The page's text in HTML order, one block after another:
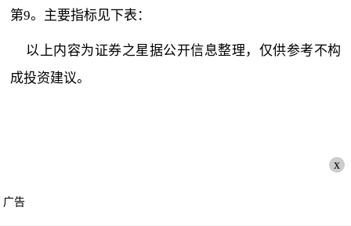
第9。主要指标见下表：
以上内容为证券之星据公开信息整理，仅供参考不构
成投资建议。
x
广告